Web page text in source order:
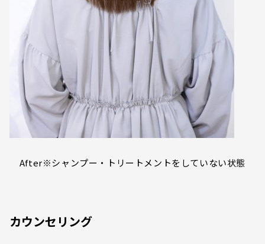
After※シャンプー・トリートメントをしていない状態
カウンセリング